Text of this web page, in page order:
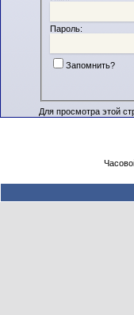
Пароль:
Запомнить?
Для просмотра этой